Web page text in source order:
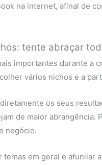
na internet, afinal de
tente abraçar
importantes durante a
vários nichos e a
os seus
de maior
negócio.
temas em geral e afunilar